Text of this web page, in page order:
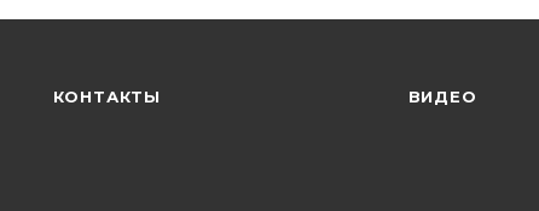
КОНТАКТЫ ВИДЕО